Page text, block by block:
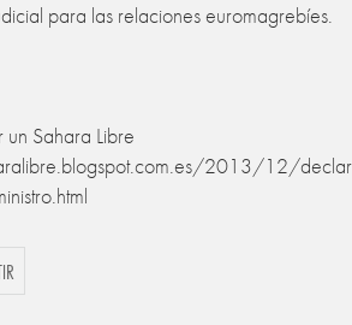
para las relaciones euromagrebíes.
un Sahara Libre
2013/12/